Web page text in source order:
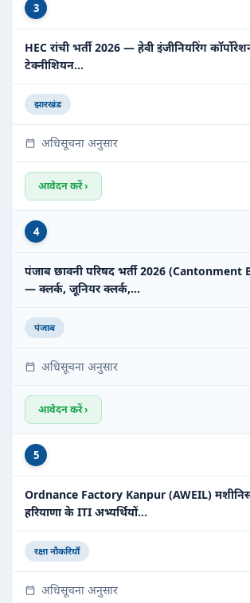
3
HEC रांची भर्ती 2026 — हेवी इंजीनियरिंग
टेक्नीशियन…
झारखंड
अधिसूचना अनुसार
आवेदन करें ›
4
पंजाब छावनी परिषद भर्ती 2026
— क्लर्क, जूनियर क्लर्क,…
पंजाब
अधिसूचना अनुसार
आवेदन करें ›
5
Ordnance Factory Kanpur (AWEIL)
हरियाणा के ITI अभ्यर्थियों…
रक्षा नौकरियाँ
अधिसूचना अनुसार